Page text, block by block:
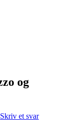
og
Skriv et svar